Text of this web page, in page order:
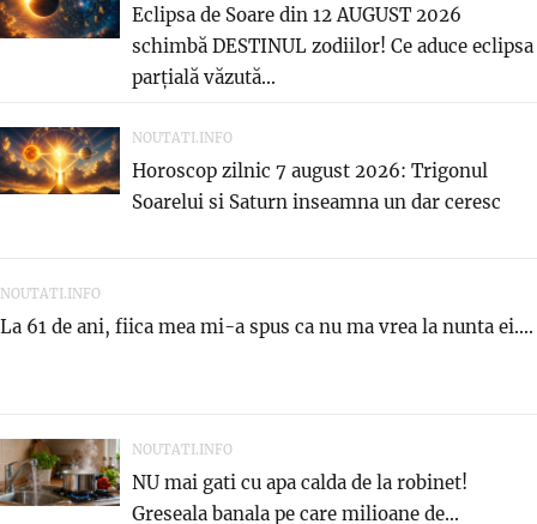
Eclipsa de Soare din 12 AUGUST 2026
schimbă DESTINUL zodiilor! Ce aduce eclipsa
parțială văzută...
NOUTATI.INFO
Horoscop zilnic 7 august 2026: Trigonul
Soarelui si Saturn inseamna un dar ceresc
NOUTATI.INFO
La 61 de ani, fiica mea mi-a spus ca nu ma vrea la nunta ei....
NOUTATI.INFO
NU mai gati cu apa calda de la robinet!
Greseala banala pe care milioane de...